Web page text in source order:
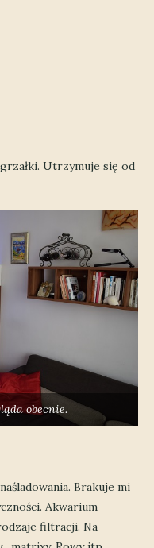
Utrzymuje się od
obecnie.
Brakuje mi
Akwarium
filtracji. Na